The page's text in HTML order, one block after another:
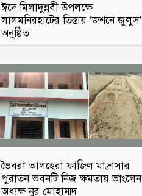
ঈদে মিলাদুন্নবী উপলক্ষে
লালমনিরহাটের তিস্তায় ‘জশনে জুলুস’
অনুষ্ঠিত
ভৈবরা আলহেরা ফাজিল মাদ্রাসার
পুরাতন ভবনটি নিজ ক্ষমতায় ভাংলেন
অধ্যক্ষ নুর মোহাম্মদ